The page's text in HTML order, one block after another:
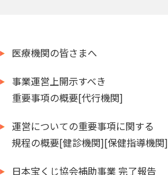
医療機関の皆さまへ
事業運営上開示すべき
重要事項の概要[代行機関]
運営についての重要事項に関する
規程の概要[健診機関][保健指導機関]
日本宝くじ協会補助事業 完了報告